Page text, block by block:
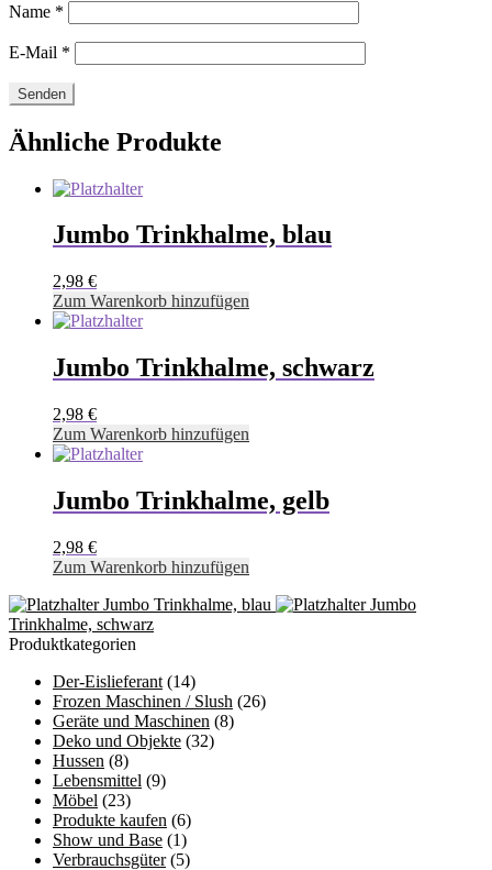
Name *
E-Mail *
Ähnliche Produkte
Jumbo Trinkhalme, blau
2,98 €
Zum Warenkorb hinzufügen
Jumbo Trinkhalme, schwarz
2,98 €
Zum Warenkorb hinzufügen
Jumbo Trinkhalme, gelb
2,98 €
Zum Warenkorb hinzufügen
Jumbo Trinkhalme, blau
Jumbo
Trinkhalme, schwarz
Produktkategorien
Der-Eislieferant (14)
Frozen Maschinen / Slush (26)
Geräte und Maschinen (8)
Deko und Objekte (32)
Hussen (8)
Lebensmittel (9)
Möbel (23)
Produkte kaufen (6)
Show und Base (1)
Verbrauchsgüter (5)